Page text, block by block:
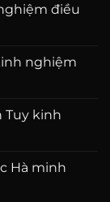
điều
nghiệm
Tuy kinh
Hà minh